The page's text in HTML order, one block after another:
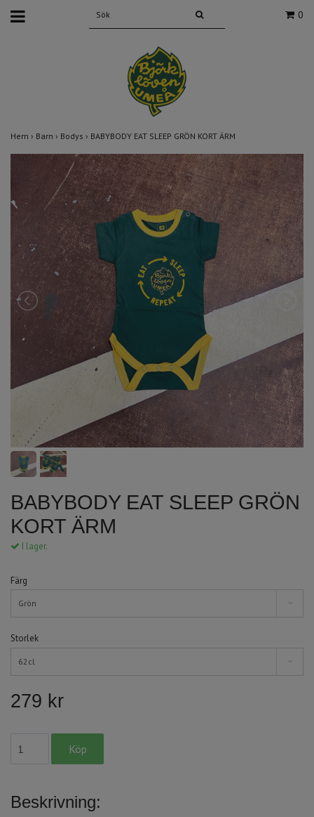
0
Hem › Barn › Bodys › BABYBODY EAT SLEEP GRÖN KORT ÄRM
BABYBODY EAT SLEEP GRÖN
KORT ÄRM
I lager.
Färg
Grön
Storlek
62cl
279 kr
Beskrivning: